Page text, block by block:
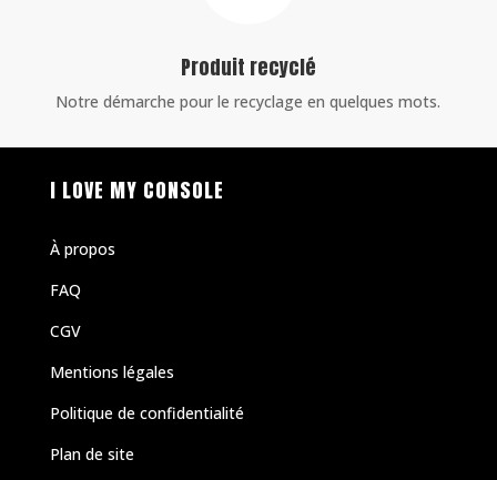
Produit recyclé
Notre démarche pour le recyclage en quelques mots.
I LOVE MY CONSOLE
À propos
FAQ
CGV
Mentions légales
Politique de confidentialité
Plan de site